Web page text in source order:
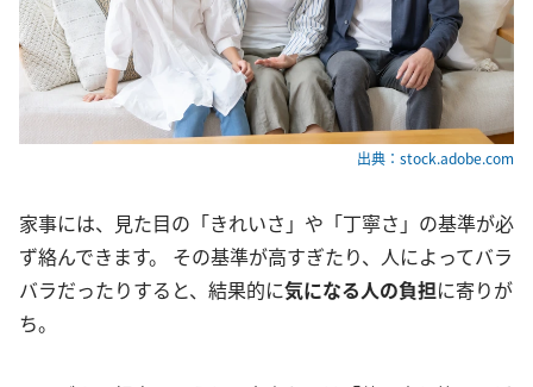
出典：stock.adobe.com
家事には、見た目の「きれいさ」や「丁寧さ」の基準が必
ず絡んできます。 その基準が高すぎたり、人によってバラ
バラだったりすると、結果的に気になる人の負担に寄りが
ち。